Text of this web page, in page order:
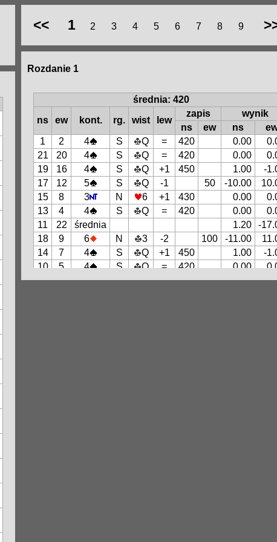
<< 1 2 3 4 5 6 7 8 9
Rozdanie 1
średnia: 420
ns
ew kont. rg. wist lew
zapis
wynik
ns
ew ns
1
2 4 S Q = 420 0.00
21
20 4 S Q = 420 0.00
19
16 4 S Q +1 450 1.00
-
17
12 5 S Q -1 50 -10.00
15
8 3 N 6 +1 430 0.00
13
4 4 S Q = 420 0.00
11
22 średnia 1.20
-
18
9 6 N 3 -2 100 -11.00
14
7 4 S Q +1 450 1.00
-
10
5 4 S Q = 420 0.00